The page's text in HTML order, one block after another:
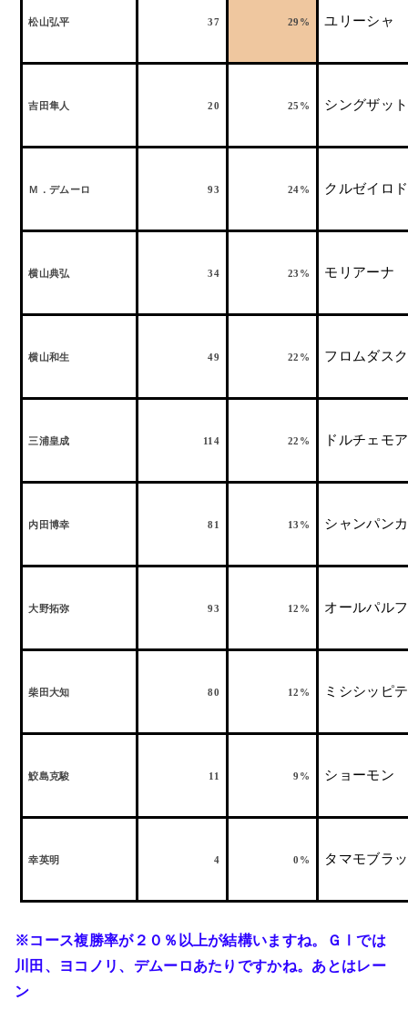
松山弘平 37 29% ユリーシャ
吉田隼人 20 25% シングザッ
Ｍ．デムーロ 93 24% クルゼイロ
横山典弘 34 23% モリアーナ
横山和生 49 22% フロムダスク
三浦皇成 114 22% ドルチェモア
内田博幸 81 13% シャンパン
大野拓弥 93 12% オールパル
柴田大知 80 12% ミシシッピ
鮫島克駿 11 9% ショーモン
幸英明 4 0% タマモブラ
※コース複勝率が２０％以上が結構いますね。ＧⅠでは
川田、ヨコノリ、デムーロあたりですかね。あとはレー
ン